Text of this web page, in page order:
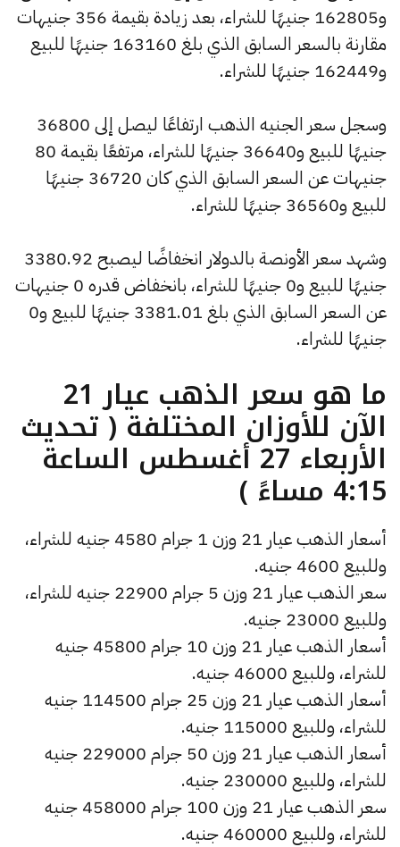
و162805 جنيهًا للشراء، بعد زيادة بقيمة 356 جنيهات
مقارنة بالسعر السابق الذي بلغ 163160 جنيهًا للبيع
و162449 جنيهًا للشراء.
وسجل سعر الجنيه الذهب ارتفاعًا ليصل إلى 36800
جنيهًا للبيع و36640 جنيهًا للشراء، مرتفعًا بقيمة 80
جنيهات عن السعر السابق الذي كان 36720 جنيهًا
للبيع و36560 جنيهًا للشراء.
وشهد سعر الأونصة بالدولار انخفاضًا ليصبح 3380.92
جنيهًا للبيع و0 جنيهًا للشراء، بانخفاض قدره 0 جنيهات
عن السعر السابق الذي بلغ 3381.01 جنيهًا للبيع و0
جنيهًا للشراء.
ما هو سعر الذهب عيار 21
الآن للأوزان المختلفة ( تحديث
الأربعاء 27 أغسطس الساعة
4:15 مساءً )
أسعار الذهب عيار 21 وزن 1 جرام 4580 جنيه للشراء،
وللبيع 4600 جنيه.
سعر الذهب عيار 21 وزن 5 جرام 22900 جنيه للشراء،
وللبيع 23000 جنيه.
أسعار الذهب عيار 21 وزن 10 جرام 45800 جنيه
للشراء، وللبيع 46000 جنيه.
أسعار الذهب عيار 21 وزن 25 جرام 114500 جنيه
للشراء، وللبيع 115000 جنيه.
أسعار الذهب عيار 21 وزن 50 جرام 229000 جنيه
للشراء، وللبيع 230000 جنيه.
سعر الذهب عيار 21 وزن 100 جرام 458000 جنيه
للشراء، وللبيع 460000 جنيه.